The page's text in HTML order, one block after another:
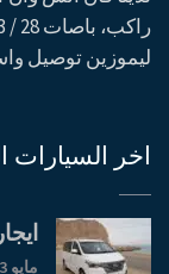
ليموزين توصيل
اخر السيارات
مايو 13, 2026